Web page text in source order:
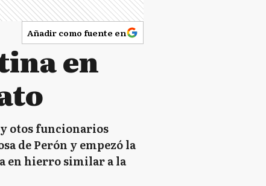
Añadir como fuente en
en
otos funcionarios
de Perón y empezó la
en hierro similar a la